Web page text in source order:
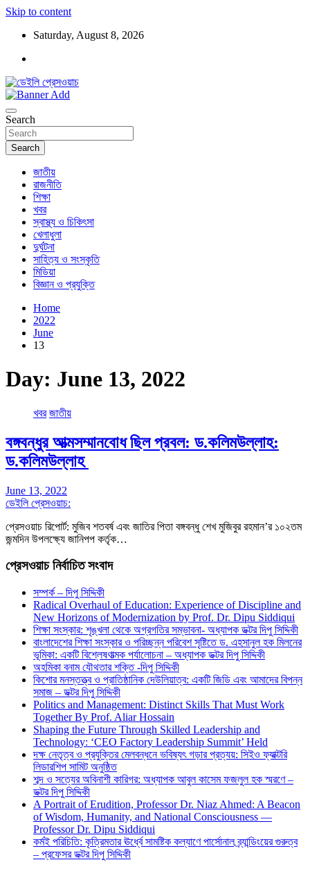
Skip to content
Saturday, August 8, 2026
ডেইলি প্রেসওয়াচ
Search
Search
জাতীয়
রাজনীতি
শিক্ষা
খবর
স্বাস্থ্য ও চিকিৎসা
খেলাধুলা
দুর্ঘটনা
সাহিত্য ও সংস্কৃতি
মিডিয়া
বিজ্ঞান ও প্রযুক্তি
Home
2022
June
13
Day: June 13, 2022
খবর জাতীয়
বঙ্গবন্ধুর আত্মসম্মানবোধ ছিল প্রবল: ড.কলিমউল্লাহ:
ড.কলিমউল্লাহ
June 13, 2022
ডেইলি প্রেসওয়াচ:
প্রেসওয়াচ রিপোর্ট: মুজিব শতবর্ষ এবং জাতির পিতা বঙ্গবন্ধু শেখ মুজিবুর রহমান’র ১০২তম
জন্মদিন উপলক্ষ্যে জানিপপ কর্তৃক…
প্রেসওয়াচ নির্বাচিত সংবাদ
সম্পর্ক – দিপু সিদ্দিকী
Radical Overhaul of Education: Experience of Discipline and
New Horizons of Modernization by Prof. Dr. Dipu Siddiqui
শিক্ষা সংস্কার: শৃঙ্খলা থেকে অগ্রগতির সম্ভাবনা- অধ্যাপক ডক্টর দিপু সিদ্দিকী
বাংলাদেশের শিক্ষা সংস্কার ও পরিচ্ছন্ন পরিবেশ সৃষ্টিতে ড. এহসানুল হক মিলনের
ভূমিকা: একটি বিশ্লেষণাত্মক পর্যালোচনা – অধ্যাপক ডক্টর দিপু সিদ্দিকী
অহমিকা বনাম যৌথতার শক্তি -দিপু সিদ্দিকী
কিশোর মনস্তত্ত্ব ও প্রাতিষ্ঠানিক দেউলিয়াত্ব: একটি জিডি এবং আমাদের বিপন্ন
সমাজ – ডক্টর দিপু সিদ্দিকী
Politics and Management: Distinct Skills That Must Work
Together By Prof. Aliar Hossain
Shaping the Future Through Skilled Leadership and
Technology: ‘CEO Factory Leadership Summit’ Held
দক্ষ নেতৃত্ব ও প্রযুক্তির মেলবন্ধনে ভবিষ্যৎ গড়ার প্রত্যয়: সিইও ফ্যাক্টরি
লিডারশিপ সামিট অনুষ্ঠিত
শব্দ ও সত্যের অবিনাশী কারিগর: অধ্যাপক আবুল কাসেম ফজলুল হক স্মরণে –
ডক্টর দিপু সিদ্দিকী
A Portrait of Erudition, Professor Dr. Niaz Ahmed: A Beacon
of Wisdom, Humanity, and National Consciousness —
Professor Dr. Dipu Siddiqui
কর্মই পরিচিতি: কৃত্রিমতার ঊর্ধ্বে সামষ্টিক কল্যাণে পার্সোনাল ব্র্যান্ডিংয়ের গুরুত্ব
– প্রফেসর ডক্টর দিপু সিদ্দিকী